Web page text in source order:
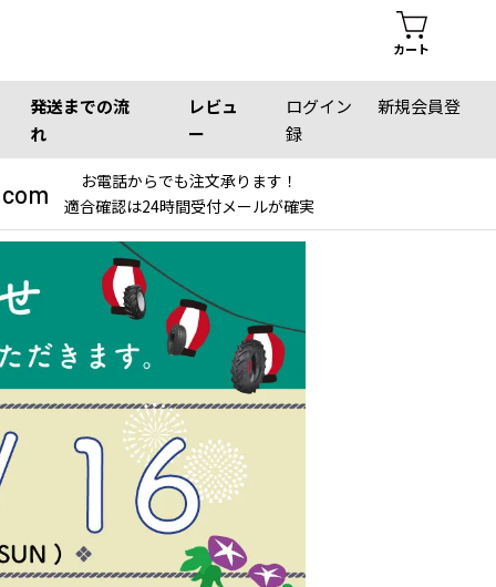
カート
発送までの流
れ
レビュ
ー
ログイン
新規会員登
録
お電話からでも注文承ります！
適合確認は24時間受付メールが確実